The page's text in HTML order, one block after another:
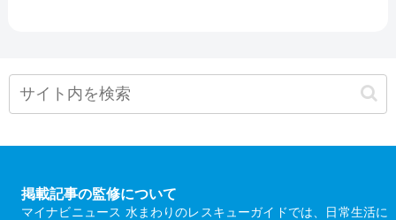
掲載記事の監修について
マイナビニュース 水まわりのレスキューガイドでは、日常生活に